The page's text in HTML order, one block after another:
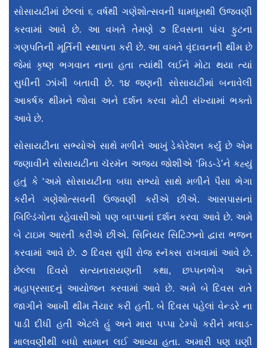
સોસાયટીમાં છેલ્લાં ૬ વર્ષથી ગણેશોત્સવની ધામધૂમથી ઉજવણી
કરવામાં આવે છે. આ વખતે તેમણે ૭ દિવસના પાંચ ફુટના
ગણપતિની મૂર્તિની સ્થાપના કરી છે. આ વખતે વૃંદાવનની થીમ છે
જેમાં કૃષ્ણ ભગવાન નાના હતા ત્યાંથી લઈને મોટા થયા ત્યાં
સુધીની ઝાંખી બતાવી છે. ૧૪ જણની સોસાયટીમાં બનાવેલી
આકર્ષક થીમને જોવા અને દર્શન કરવા મોટી સંખ્યામાં ભક્તો
આવે છે.
સોસાયટીના સભ્યોએ સાથે મળીને આખું ડેકોરેશન કર્યું છે એમ
જણાવીને સોસાયટીના ચૅરમૅન અજય જોશીએ ‘મિડ-ડે’ને કહ્યું
હતું કે ‘અમે સોસાયટીના બધા સભ્યો સાથે મળીને પૈસા ભેગા
કરીને ગણેશોત્સવની ઉજવણી કરીએ છીએ. આસપાસનાં
બિલ્ડિંગોના રહેવાસીઓ પણ બાપ્પાનાં દર્શન કરવા આવે છે. અમે
બે ટાઇમ આરતી કરીએ છીએ. સિનિયર સિટિઝનો દ્વારા ભજન
કરવામાં આવે છે. ૭ દિવસ સુધી રોજ સ્નૅક્સ રાખવામાં આવે છે.
છેલ્લા દિવસે સત્યનારાયણની કથા, છપ્પનભોગ અને
મહાપ્રસાદનું આયોજન કરવામાં આવે છે. અમે બે દિવસ રાતે
જાગીને આખી થીમ તૈયાર કરી હતી. બે દિવસ પહેલાં વેન્ડરે ના
પાડી દીધી હતી એટલે હું અને મારા પપ્પા ટેમ્પો કરીને મલાડ-
માલવણીથી બધો સામાન લઈ આવ્યા હતા. અમારી પણ ઘણી